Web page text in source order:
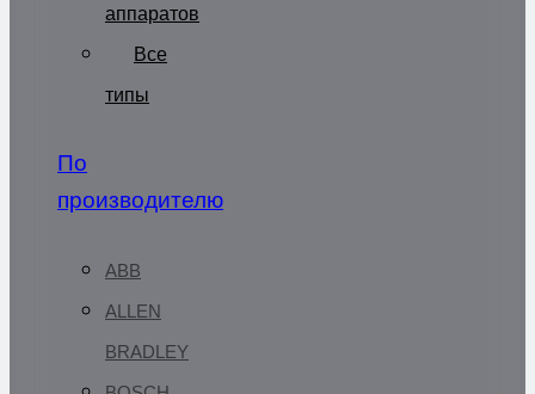
аппаратов
Все
типы
По
производителю
ABB
ALLEN
BRADLEY